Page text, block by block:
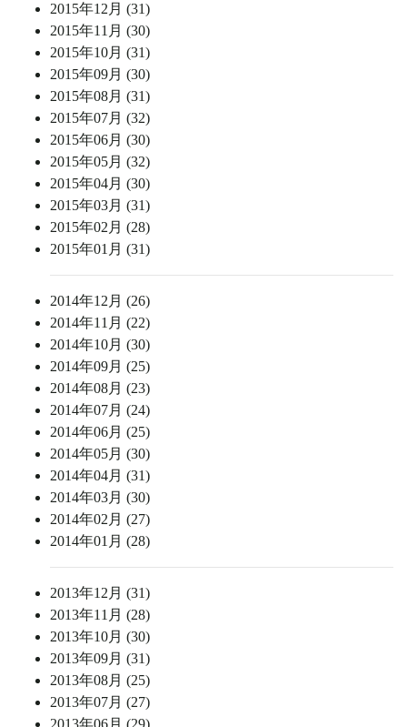
2015年12月 (31)
2015年11月 (30)
2015年10月 (31)
2015年09月 (30)
2015年08月 (31)
2015年07月 (32)
2015年06月 (30)
2015年05月 (32)
2015年04月 (30)
2015年03月 (31)
2015年02月 (28)
2015年01月 (31)
2014年12月 (26)
2014年11月 (22)
2014年10月 (30)
2014年09月 (25)
2014年08月 (23)
2014年07月 (24)
2014年06月 (25)
2014年05月 (30)
2014年04月 (31)
2014年03月 (30)
2014年02月 (27)
2014年01月 (28)
2013年12月 (31)
2013年11月 (28)
2013年10月 (30)
2013年09月 (31)
2013年08月 (25)
2013年07月 (27)
2013年06月 (29)